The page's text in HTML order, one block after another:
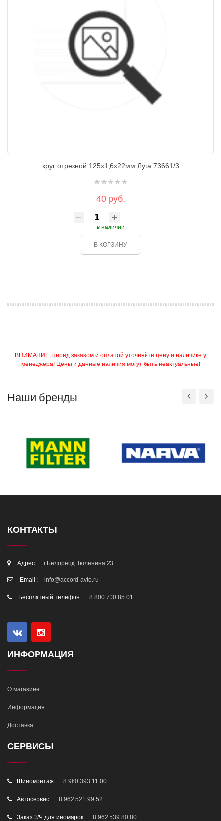
круг отрезной 125х1,6х22мм Луга 73661/3
40 руб.
в наличии
В КОРЗИНУ
ВНИМАНИЕ, перед заказом и оплатой уточняйте цену и наличике у
менеджера! Цены и данные наличия могут быть неактуальные!
Наши бренды
КОНТАКТЫ
Адрес : г.Белорецк, Тюленина 23
Email : info@accord-avto.ru
Бесплатный телефон : 8 800 700 85 01
ИНФОРМАЦИЯ
О магазине
Информация
Доставка
СЕРВИСЫ
Шиномонтаж : 8 960 393 11 00
Автосервис : 8 962 521 99 52
Заказ З/Ч для иномарок : 8 962 539 80 80